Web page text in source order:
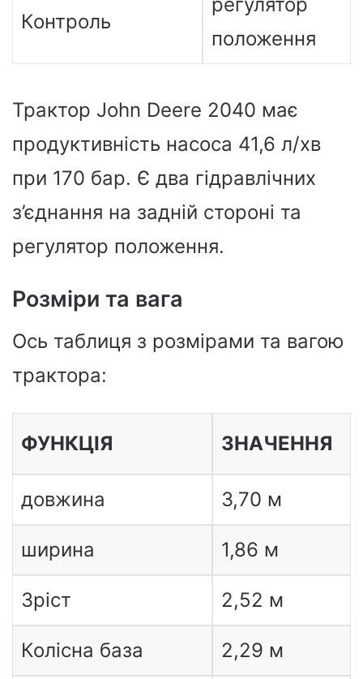
Контроль
положення
Трактор John Deere 2040 має
продуктивність насоса 41,6 л/хв
при 170 бар. Є два гідравлічних
з’єднання на задній стороні та
регулятор положення.
Розміри та вага
Ось таблиця з розмірами та вагою
трактора:
ФУНКЦІЯ ЗНАЧЕННЯ
довжина 3,70 м
ширина 1,86 м
Зріст 2,52 м
Колісна база 2,29 м